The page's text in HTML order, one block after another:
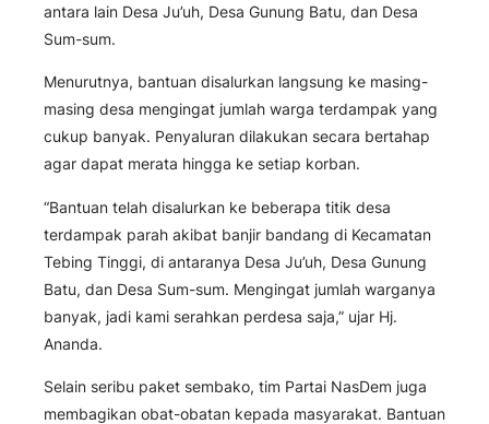
antara lain Desa Ju’uh, Desa Gunung Batu, dan Desa
Sum-sum.
Menurutnya, bantuan disalurkan langsung ke masing-
masing desa mengingat jumlah warga terdampak yang
cukup banyak. Penyaluran dilakukan secara bertahap
agar dapat merata hingga ke setiap korban.
“Bantuan telah disalurkan ke beberapa titik desa
terdampak parah akibat banjir bandang di Kecamatan
Tebing Tinggi, di antaranya Desa Ju’uh, Desa Gunung
Batu, dan Desa Sum-sum. Mengingat jumlah warganya
banyak, jadi kami serahkan perdesa saja,” ujar Hj.
Ananda.
Selain seribu paket sembako, tim Partai NasDem juga
membagikan obat-obatan kepada masyarakat. Bantuan